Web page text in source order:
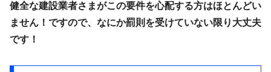
健全な建設業者さまがこの要件を心配する方はほとんどい
ません！ですので、なにか罰則を受けていない限り大丈夫
です！